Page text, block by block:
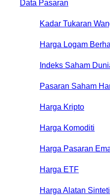
Data Pasaran
Kadar Tukaran
Harga Logam
Indeks Saham
Pasaran Saham
Harga Kripto
Harga Komoditi
Harga Pasaran
Harga ETF
Harga Alatan